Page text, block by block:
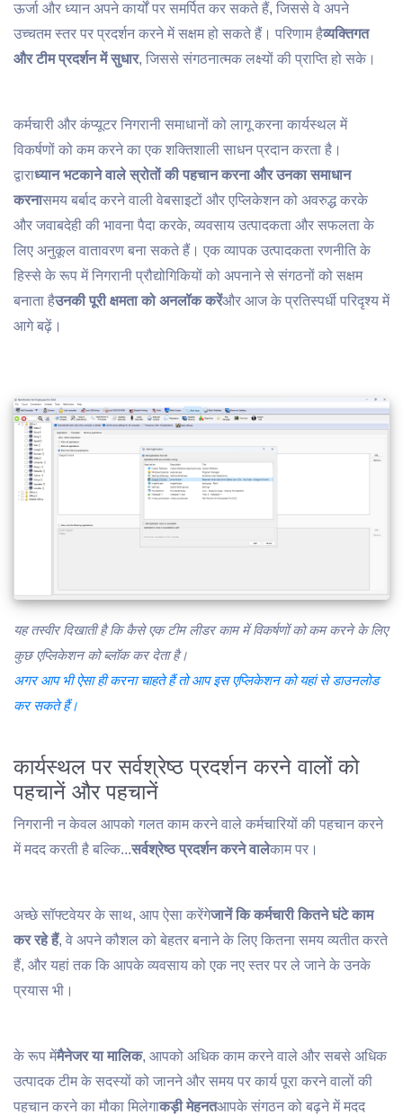
ऊर्जा और ध्यान अपने कार्यों पर समर्पित कर सकते हैं, जिससे वे अपने
उच्चतम स्तर पर प्रदर्शन करने में सक्षम हो सकते हैं। परिणाम हैव्यक्तिगत
और टीम प्रदर्शन में सुधार, जिससे संगठनात्मक लक्ष्यों की प्राप्ति हो सके।
कर्मचारी और कंप्यूटर निगरानी समाधानों को लागू करना कार्यस्थल में
विकर्षणों को कम करने का एक शक्तिशाली साधन प्रदान करता है।
द्वाराध्यान भटकाने वाले स्रोतों की पहचान करना और उनका समाधान
करनासमय बर्बाद करने वाली वेबसाइटों और एप्लिकेशन को अवरुद्ध करके
और जवाबदेही की भावना पैदा करके, व्यवसाय उत्पादकता और सफलता के
लिए अनुकूल वातावरण बना सकते हैं। एक व्यापक उत्पादकता रणनीति के
हिस्से के रूप में निगरानी प्रौद्योगिकियों को अपनाने से संगठनों को सक्षम
बनाता हैउनकी पूरी क्षमता को अनलॉक करेंऔर आज के प्रतिस्पर्धी परिदृश्य में
आगे बढ़ें।
यह तस्वीर दिखाती है कि कैसे एक टीम लीडर काम में विकर्षणों को कम करने के लिए
कुछ एप्लिकेशन को ब्लॉक कर देता है।
अगर आप भी ऐसा ही करना चाहते हैं तो आप इस एप्लिकेशन को यहां से डाउनलोड
कर सकते हैं।
कार्यस्थल पर सर्वश्रेष्ठ प्रदर्शन करने वालों को
पहचानें और पहचानें
निगरानी न केवल आपको गलत काम करने वाले कर्मचारियों की पहचान करने
में मदद करती है बल्कि...सर्वश्रेष्ठ प्रदर्शन करने वालेकाम पर।
अच्छे सॉफ्टवेयर के साथ, आप ऐसा करेंगेजानें कि कर्मचारी कितने घंटे काम
कर रहे हैं, वे अपने कौशल को बेहतर बनाने के लिए कितना समय व्यतीत करते
हैं, और यहां तक ​​कि आपके व्यवसाय को एक नए स्तर पर ले जाने के उनके
प्रयास भी।
के रूप मेंमैनेजर या मालिक, आपको अधिक काम करने वाले और सबसे अधिक
उत्पादक टीम के सदस्यों को जानने और समय पर कार्य पूरा करने वालों की
पहचान करने का मौका मिलेगाकड़ी मेहनतआपके संगठन को बढ़ने में मदद